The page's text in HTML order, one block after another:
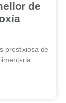
de
prestixiosa de